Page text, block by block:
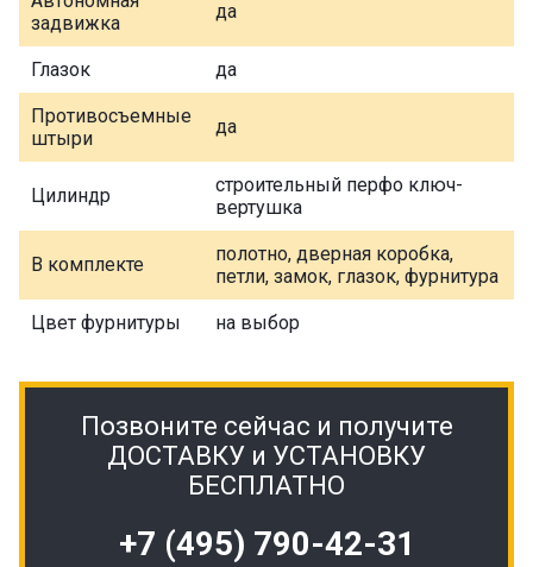
задвижка
да
Глазок да
Противосъемные
штыри
да
Цилиндр
строительный перфо ключ-
вертушка
В комплекте
полотно, дверная коробка,
петли, замок, глазок, фурнитура
Цвет фурнитуры на выбор
Позвоните сейчас и получите
ДОСТАВКУ и УСТАНОВКУ
БЕСПЛАТНО
+7 (495) 790-42-31